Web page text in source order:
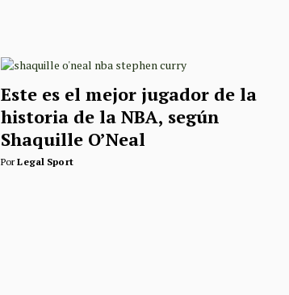
Este es el mejor jugador de la
historia de la NBA, según
Shaquille O’Neal
PorLegal Sport